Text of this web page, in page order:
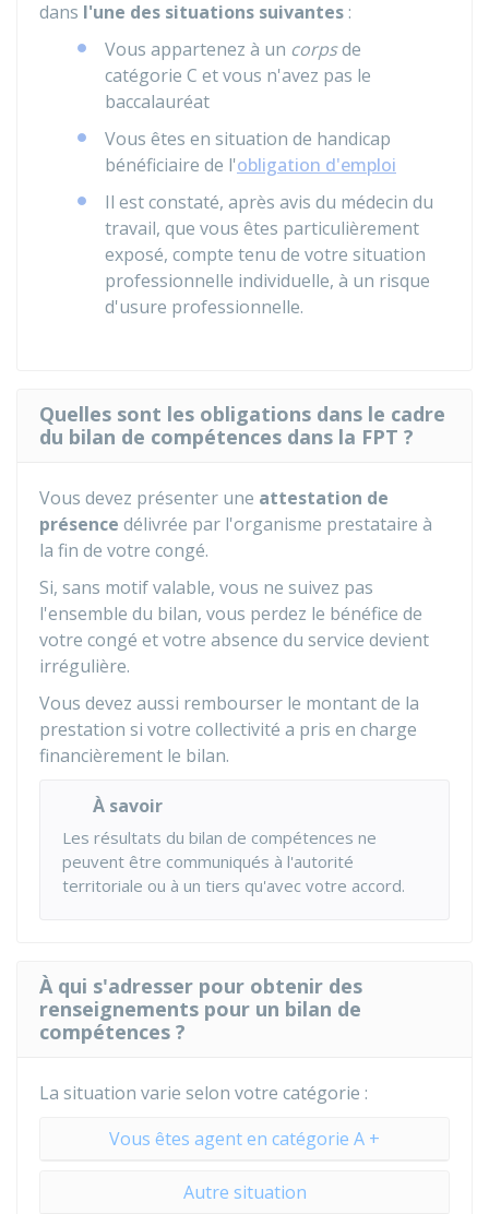
dans l'une des situations suivantes :
Vous appartenez à un corpsde
catégorie C et vous n'avez pas le
baccalauréat
Vous êtes en situation de handicap
bénéficiaire de l'obligation d'emploi
Il est constaté, après avis du médecin du
travail, que vous êtes particulièrement
exposé, compte tenu de votre situation
professionnelle individuelle, à un risque
d'usure professionnelle.
Quelles sont les obligations dans le cadre
du bilan de compétences dans la FPT ?
Vous devez présenter une attestation de
présence délivrée par l'organisme prestataire à
la fin de votre congé.
Si, sans motif valable, vous ne suivez pas
l'ensemble du bilan, vous perdez le bénéfice de
votre congé et votre absence du service devient
irrégulière.
Vous devez aussi rembourser le montant de la
prestation si votre collectivité a pris en charge
financièrement le bilan.
À savoir
Les résultats du bilan de compétences ne
peuvent être communiqués à l'autorité
territoriale ou à un tiers qu'avec votre accord.
À qui s'adresser pour obtenir des
renseignements pour un bilan de
compétences ?
La situation varie selon votre catégorie :
Vous êtes agent en catégorie A +
Autre situation